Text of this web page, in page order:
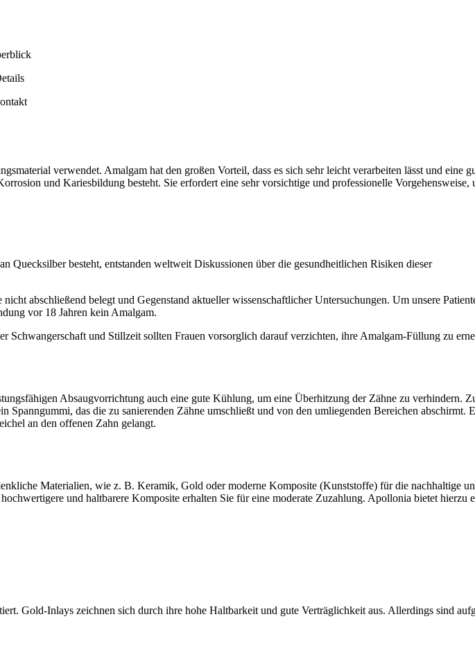
verwendet. Amalgam hat den großen Vorteil, dass es sich sehr leicht verarbeiten lässt und eine
und Kariesbildung besteht. Sie erfordert eine sehr vorsichtige und professionelle Vorgehensweise,
besteht, entstanden weltweit Diskussionen über die gesundheitlichen Risiken dieser
abschließend belegt und Gegenstand aktueller wissenschaftlicher Untersuchungen. Um unsere
vor 18 Jahren kein Amalgam.
und Stillzeit sollten Frauen vorsorglich darauf verzichten, ihre Amalgam-Füllung zu
Absaugvorrichtung auch eine gute Kühlung, um eine Überhitzung der Zähne zu verhindern.
das die zu sanierenden Zähne umschließt und von den umliegenden Bereichen abschirmt.
an den offenen Zahn gelangt.
Materialien, wie z. B. Keramik, Gold oder moderne Komposite (Kunststoffe) für die nachhaltige
und haltbarere Komposite erhalten Sie für eine moderate Zuzahlung. Apollonia bietet hierzu
Gold-Inlays zeichnen sich durch ihre hohe Haltbarkeit und gute Verträglichkeit aus. Allerdings sind